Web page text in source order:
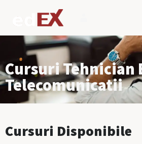
Cursuri Tehnician
Telecomunicatii
Cursuri Disponibile